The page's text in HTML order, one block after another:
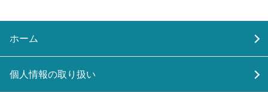
ホーム
個人情報の取り扱い